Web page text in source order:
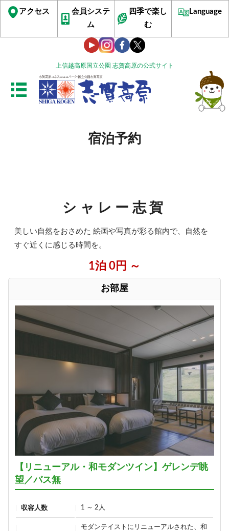
上信越高原国立公園 志賀高原の公式サイト
アクセス
会員システ
ム
四季で楽し
む
Language
宿泊予約
シャレー志賀
美しい自然をおさめた 絵画や写真が彩る館内で、自然を
すぐ近くに感じる時間を。
1泊 0円 ～
お部屋
【リニューアル・和モダンツイン】ゲレンデ眺
望／バス無
収容人数 1 ～ 2人
モダンテイストにリニューアルされた、和